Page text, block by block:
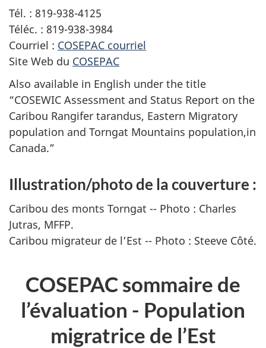
Tél. : 819-938-4125
Téléc. : 819-938-3984
Courriel : COSEPAC courriel
Site Web du COSEPAC
Also available in English under the title
“COSEWIC Assessment and Status Report on the
Caribou Rangifer tarandus, Eastern Migratory
population and Torngat Mountains population,in
Canada.”
Illustration/photo de la couverture :
Caribou des monts Torngat -- Photo : Charles
Jutras, MFFP.
Caribou migrateur de l’Est -- Photo : Steeve Côté.
COSEPAC sommaire de
l’évaluation - Population
migratrice de l’Est